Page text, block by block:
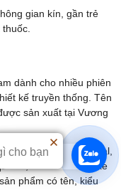
Chat hỗ trợ
gian kín, gần trẻ
dành cho nhiều phiên
kế truyền thống. Tên
sản xuất tại Vương
Blue hoặc Original,
Mandarin Deluxe
phẩm có tên, kiểu
cho bạn